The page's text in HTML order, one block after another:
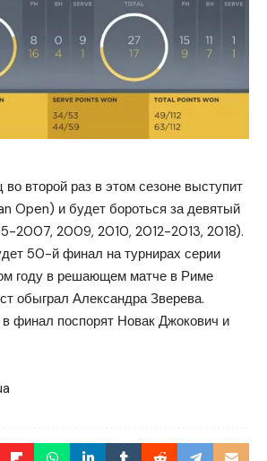
второй раз в этом сезоне выступит
Open) и будет бороться за девятый
2007, 2009, 2010, 2012-2013, 2018).
50-й финал на турнирах серии
году в решающем матче в Риме
обыграл Александра Зверева.
финал поспорят Новак Джокович и